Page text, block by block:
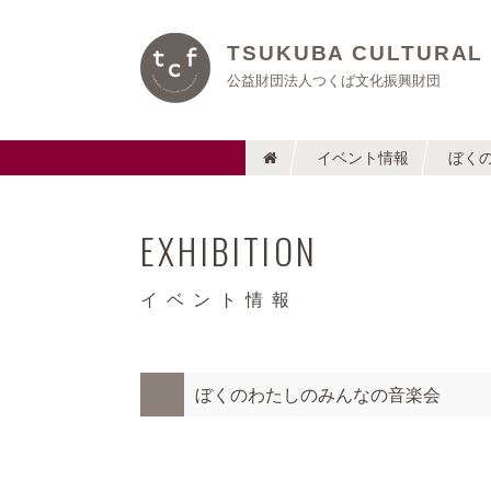
TSUKUBA CULTURAL
公益財団法人つくば文化振興財団
イベント情報 ぼく
EXHIBITION
イベント情報
ぼくのわたしのみんなの音楽会